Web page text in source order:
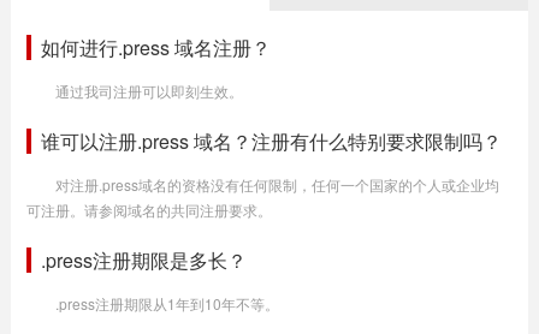
如何进行.press 域名注册？
通过我司注册可以即刻生效。
谁可以注册.press 域名？注册有什么特别要求限制吗？
对注册.press域名的资格没有任何限制，任何一个国家的个人或企业均
可注册。请参阅域名的共同注册要求。
.press注册期限是多长？
.press注册期限从1年到10年不等。